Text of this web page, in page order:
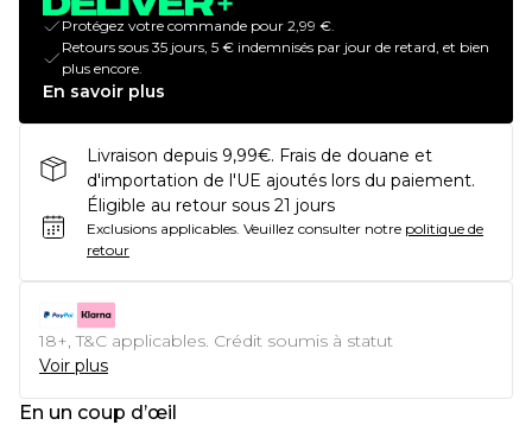
Protégez votre commande pour 2,99 €.
Retours sous 35 jours, 5 € indemnisés par jour de retard, et bien
plus encore.
En savoir plus
Livraison depuis 9,99€. Frais de douane et
d'importation de l'UE ajoutés lors du paiement.
Éligible au retour sous 21 jours
Exclusions applicables. Veuillez consulter notre politique de
retour
18+, T&C applicables. Crédit soumis à statut
Voir plus
En un coup d’œil